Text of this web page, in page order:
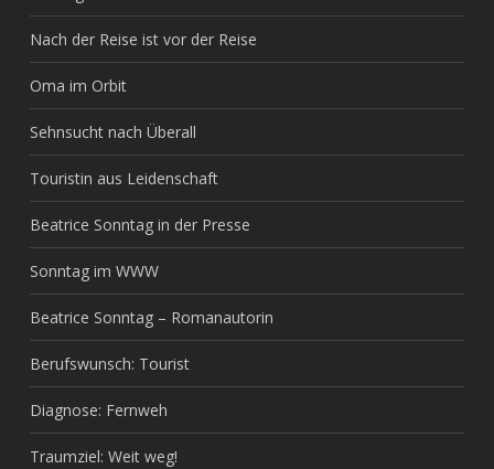
Nach der Reise ist vor der Reise
Oma im Orbit
Sehnsucht nach Überall
Touristin aus Leidenschaft
Beatrice Sonntag in der Presse
Sonntag im WWW
Beatrice Sonntag – Romanautorin
Berufswunsch: Tourist
Diagnose: Fernweh
Traumziel: Weit weg!